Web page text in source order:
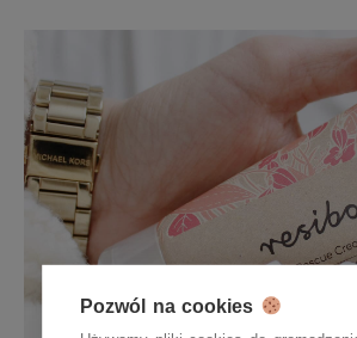
Pozwól na cookies